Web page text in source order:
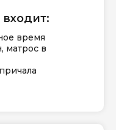
время
матрос в